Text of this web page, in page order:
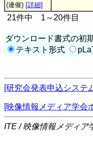
(連催) [詳細]
21件中 1～20件目
ダウンロード書式の初
テキスト形式
[研究会発表申込システ
[映像情報メディア学会
ITE / 映像情報メディア